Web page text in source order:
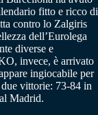
fitto e ricco di
contro lo Zalgiris
dell’Eurolega
diverse e
invece, è arrivato
ingiocabile per
vittorie: 73-84 in
Madrid.